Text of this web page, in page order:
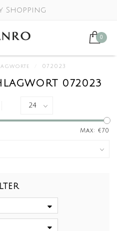
Shopping
0
072023
072023
Max: €70